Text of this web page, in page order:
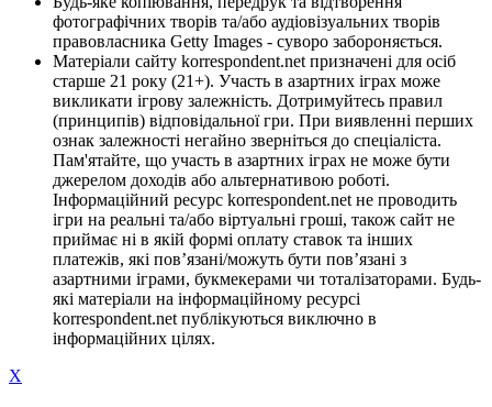
фотографічних творів та/або аудіовізуальних творів
правовласника Getty Images - суворо забороняється.
Матеріали сайту korrespondent.net призначені для осіб
старше 21 року (21+). Участь в азартних іграх може
викликати ігрову залежність. Дотримуйтесь правил
(принципів) відповідальної гри. При виявленні перших
ознак залежності негайно зверніться до спеціаліста.
Пам'ятайте, що участь в азартних іграх не може бути
джерелом доходів або альтернативою роботі.
Інформаційний ресурс korrespondent.net не проводить
ігри на реальні та/або віртуальні гроші, також сайт не
приймає ні в якій формі оплату ставок та інших
платежів, які пов’язані/можуть бути пов’язані з
азартними іграми, букмекерами чи тоталізаторами. Будь-
які матеріали на інформаційному ресурсі
korrespondent.net публікуються виключно в
інформаційних цілях.
X